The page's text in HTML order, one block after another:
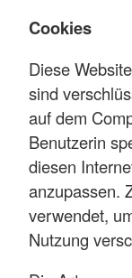
Cookies
Diese
sind
auf dem
Benutzerin
diesen
anzupassen.
verwendet,
Nutzung